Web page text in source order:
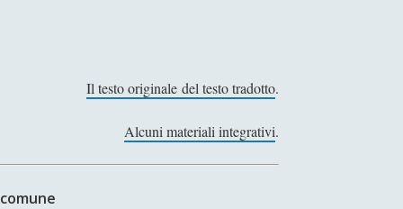
Il testo originale del testo tradotto.
Alcuni materiali integrativi.